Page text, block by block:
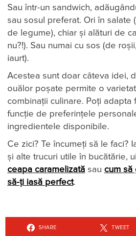
Sau într-un sandwich,
sau sosul preferat. Ori în salate
de legume), chiar și alături de
nu?!). Sau numai cu sos (de
iaurt).
Acestea sunt doar câteva idei,
ouălor poșate permite o
combinații culinare. Poți adapta
funcție de preferințele
ingredientele disponibile.
Ce zici? Te încumeți să le faci?
și alte trucuri utile în bucătărie,
ceapa caramelizată sau cum să
să-ți iasă perfect.
SHARE TWEET